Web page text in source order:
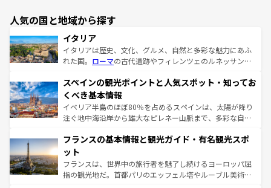
人気の国と地域から探す
イタリア
イタリアは歴史、文化、グルメ、自然と多彩な魅力にあふ
れた国。 ローマの古代遺跡やフィレンツェのルネッサンス
ろん、トスカーナの美しい田園風景やアマルフィ海岸の絶
景など、自然景観も見逃せない。観光の合間には、本場の
ピザやパスタなど、絶品のイタリア料理を堪能することも
できる。朝目覚めてから夜眠るまで、すべての瞬間を楽し
なお、新着のイタリア情報はコンテンツ一覧を参照してほ
しい。
スペインの観光ポイントと人気スポット・知ってお
くべき基本情報
イベリア半島のほぼ80％を占めるスペインは、太陽が降り
注ぐ地中海沿岸から雄大なピレネー山脈まで、多彩な自然
文化が根付くこの国では、情熱的なフラメンコ、熱気あふ
れる闘牛、そして美味しいタパスが生活の一部となってい
る。首都マドリードの洗練された雰囲気や、バルセロナの
アートに溢れた街角から、地方では古代ローマ遺跡や中世
フランスの基本情報と観光ガイド・有名観光スポ
ット
フランスは、世界中の旅行者を魅了し続けるヨーロッパ屈
指の観光地だ。首都パリのエッフェル塔やルーブル美術館